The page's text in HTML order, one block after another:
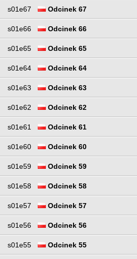
s01e67 Odcinek 67
s01e66 Odcinek 66
s01e65 Odcinek 65
s01e64 Odcinek 64
s01e63 Odcinek 63
s01e62 Odcinek 62
s01e61 Odcinek 61
s01e60 Odcinek 60
s01e59 Odcinek 59
s01e58 Odcinek 58
s01e57 Odcinek 57
s01e56 Odcinek 56
s01e55 Odcinek 55